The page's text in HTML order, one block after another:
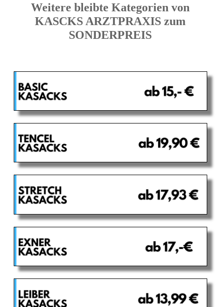
Weitere bleibte Kategorien von
KASCKS ARZTPRAXIS zum
SONDERPREIS